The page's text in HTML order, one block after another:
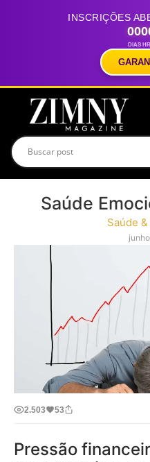
INSCRIÇÕES
00
DIAS
Saúde
Saúde
2.503 53
Pressão